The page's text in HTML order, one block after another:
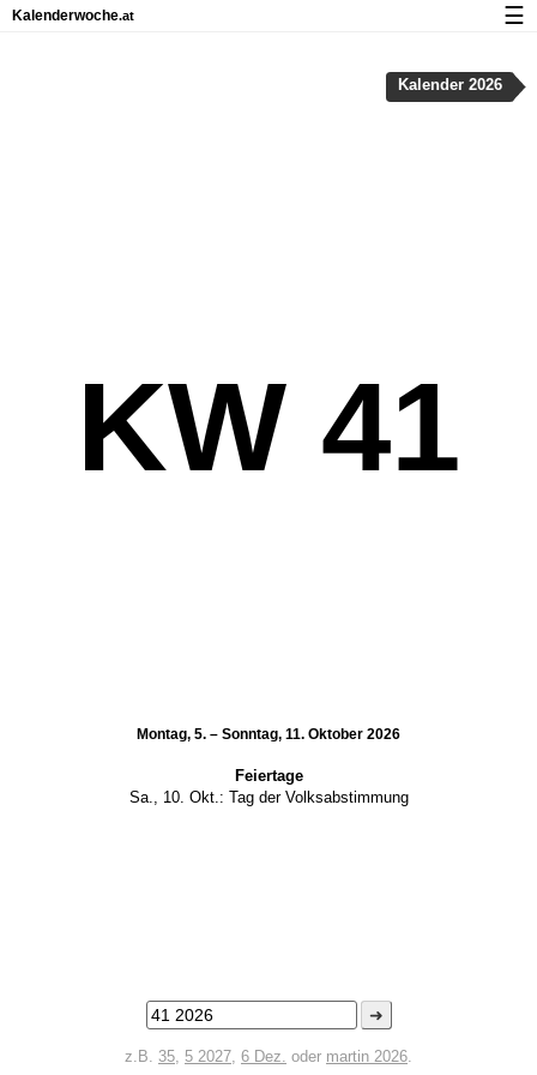
KW 41
Montag, 5. – Sonntag, 11. Oktober 2026
Feiertage
Sa., 10. Okt.: Tag der Volksabstimmung
➜
z.B. 35, 5 2027, 6 Dez. oder martin 2026.
Kalender 2026
Kalenderwoche.at ☰